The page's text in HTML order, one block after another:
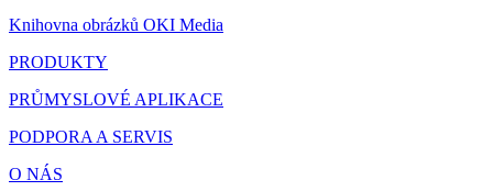
Knihovna obrázků OKI Media
PRODUKTY
PRŮMYSLOVÉ APLIKACE
PODPORA A SERVIS
O NÁS